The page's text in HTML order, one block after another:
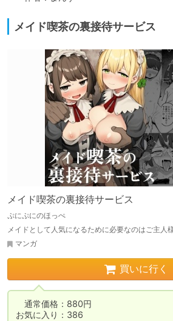
メイド喫茶の裏接待サービス
メイド喫茶の裏接待サービス
ぷにぷにのほっぺ
メイドとして人気になるために必要なのはご主人
マンガ
買いに行く
通常価格：880円
お気に入り：386